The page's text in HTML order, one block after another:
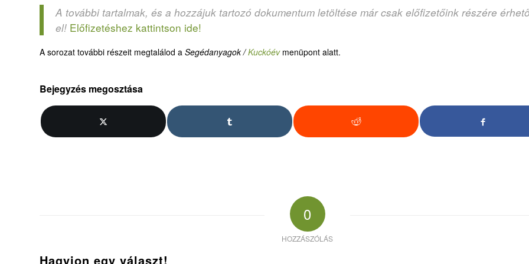
A további tartalmak, és a hozzájuk tartozó dokumentum letöltése már csak előfizetőink részére
el! Előfizetéshez kattintson ide!
A sorozat további részeit megtalálod a Segédanyagok /Kuckóév menüpont alatt.
Bejegyzés megosztása
0
HOZZÁSZÓLÁS
Hagyjon egy választ!